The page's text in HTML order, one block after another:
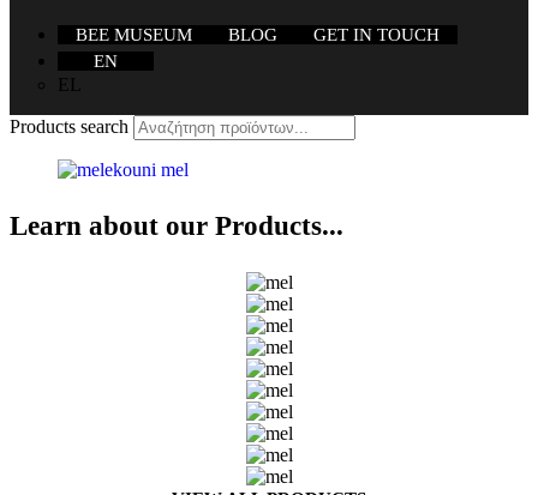
BEE MUSEUM BLOG
GET IN TOUCH
EN
EL
Products search
Learn about our Products...